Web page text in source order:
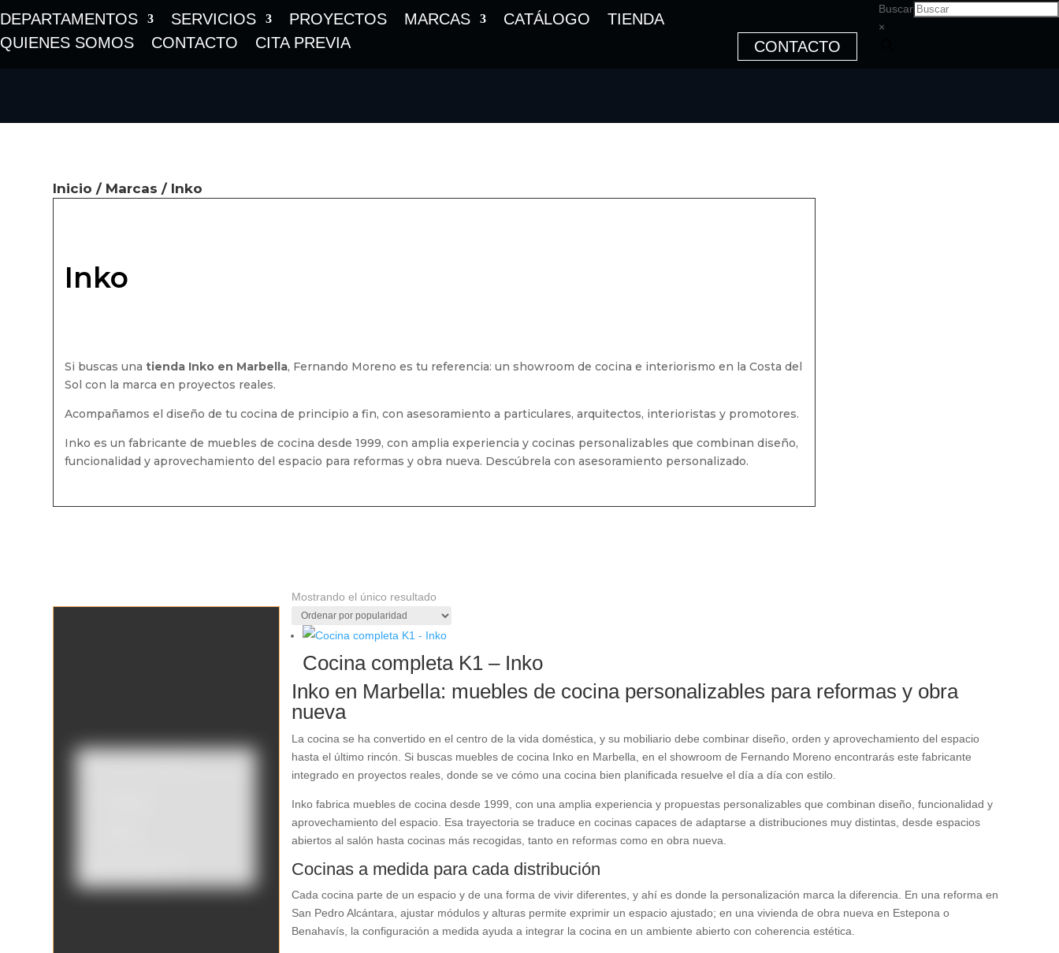
DEPARTAMENTOS SERVICIOS PROYECTOS MARCAS CATÁLOGO
TIENDA
QUIENES SOMOS
CONTACTO CITA PREVIA CONTACTO
Buscar
×
Inicio / Marcas / Inko
Inko
Si buscas una tienda Inko en Marbella, Fernando Moreno es tu referencia: un showroom de cocina e interiorismo en la Costa del
Sol con la marca en proyectos reales.
Acompañamos el diseño de tu cocina de principio a fin, con asesoramiento a particulares, arquitectos, interioristas y promotores.
Inko es un fabricante de muebles de cocina desde 1999, con amplia experiencia y cocinas personalizables que combinan diseño,
funcionalidad y aprovechamiento del espacio para reformas y obra nueva. Descúbrela con asesoramiento personalizado.
Mostrando el único resultado
Cocina completa K1 – Inko
Inko en Marbella: muebles de cocina personalizables para reformas y obra
nueva
La cocina se ha convertido en el centro de la vida doméstica, y su mobiliario debe combinar diseño, orden y aprovechamiento del espacio
hasta el último rincón. Si buscas muebles de cocina Inko en Marbella, en el showroom de Fernando Moreno encontrarás este fabricante
integrado en proyectos reales, donde se ve cómo una cocina bien planificada resuelve el día a día con estilo.
Inko fabrica muebles de cocina desde 1999, con una amplia experiencia y propuestas personalizables que combinan diseño, funcionalidad y
aprovechamiento del espacio. Esa trayectoria se traduce en cocinas capaces de adaptarse a distribuciones muy distintas, desde espacios
abiertos al salón hasta cocinas más recogidas, tanto en reformas como en obra nueva.
Cocinas a medida para cada distribución
Cada cocina parte de un espacio y de una forma de vivir diferentes, y ahí es donde la personalización marca la diferencia. En una reforma en
San Pedro Alcántara, ajustar módulos y alturas permite exprimir un espacio ajustado; en una vivienda de obra nueva en Estepona o
Benahavís, la configuración a medida ayuda a integrar la cocina en un ambiente abierto con coherencia estética.